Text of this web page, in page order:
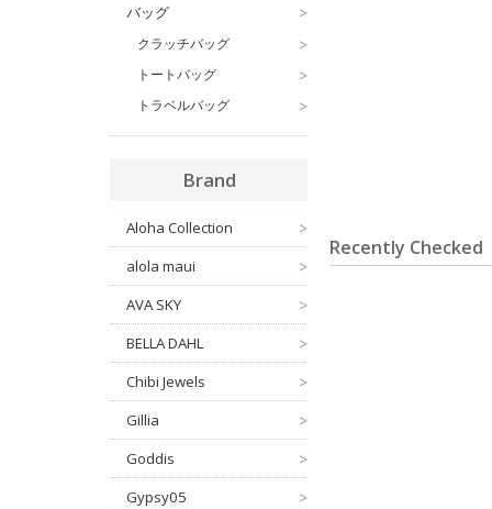
Recently Checked
バッグ >
クラッチバッグ >
トートバッグ >
トラベルバッグ >
Brand
Aloha Collection >
alola maui >
AVA SKY >
BELLA DAHL >
Chibi Jewels >
Gillia >
Goddis >
Gypsy05 >